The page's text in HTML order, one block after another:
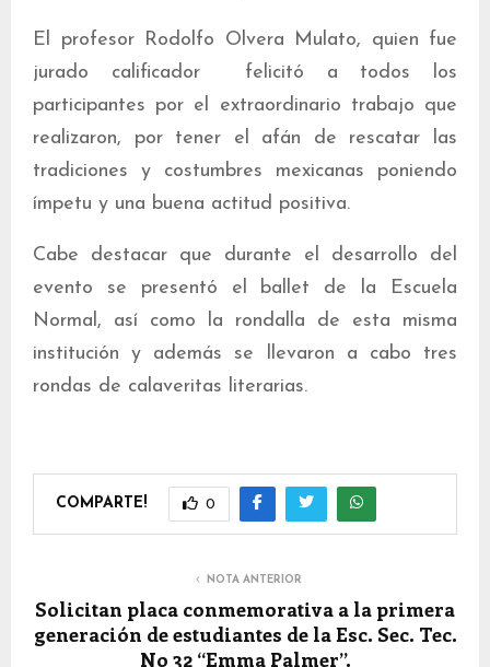
El profesor Rodolfo Olvera Mulato, quien fue
jurado calificador felicitó a todos los
participantes por el extraordinario trabajo que
realizaron, por tener el afán de rescatar las
tradiciones y costumbres mexicanas poniendo
ímpetu y una buena actitud positiva.
Cabe destacar que durante el desarrollo del
evento se presentó el ballet de la Escuela
Normal, así como la rondalla de esta misma
institución y además se llevaron a cabo tres
rondas de calaveritas literarias.
COMPARTE! 0
NOTA ANTERIOR
Solicitan placa conmemorativa a la primera
generación de estudiantes de la Esc. Sec. Tec.
No 32 “Emma Palmer”.